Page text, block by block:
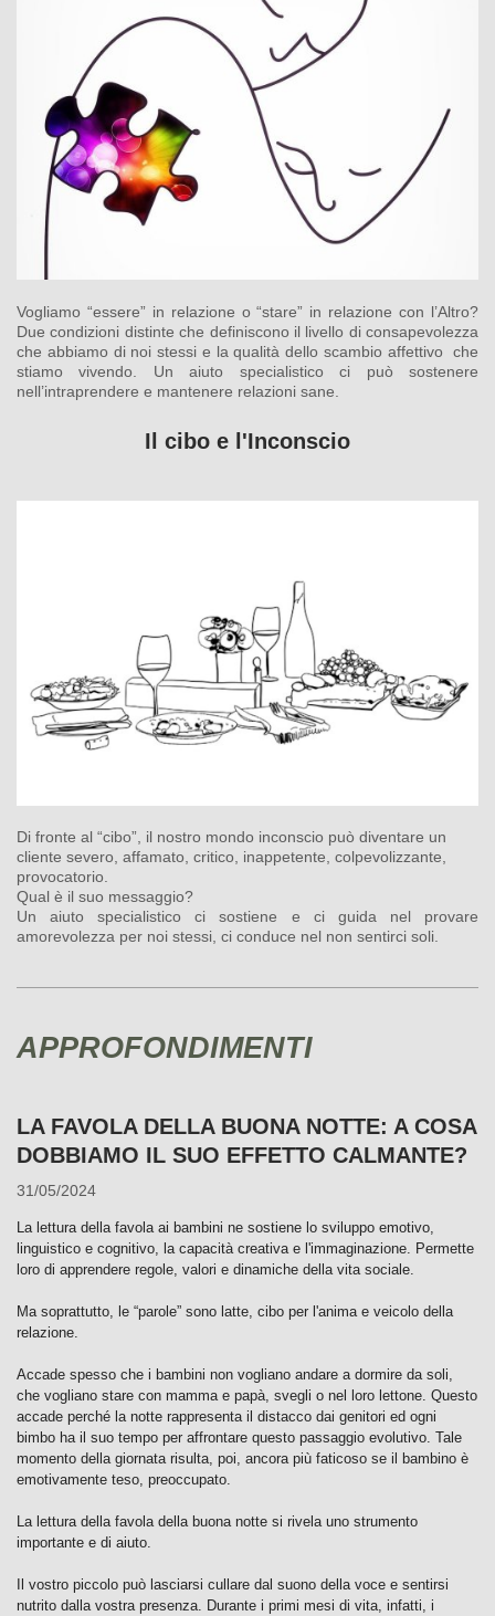
Vogliamo “essere” in relazione o “stare” in relazione con l’Altro?
Due condizioni distinte che definiscono il livello di consapevolezza
che abbiamo di noi stessi e la qualità dello scambio affettivo che
stiamo vivendo. Un aiuto specialistico ci può sostenere
nell’intraprendere e mantenere relazioni sane.
Il cibo e l'Inconscio
Di fronte al “cibo”, il nostro mondo inconscio può diventare un
cliente severo, affamato, critico, inappetente, colpevolizzante,
provocatorio.
Qual è il suo messaggio?
Un aiuto specialistico ci sostiene e ci guida nel provare
amorevolezza per noi stessi, ci conduce nel non sentirci soli.
APPROFONDIMENTI
LA FAVOLA DELLA BUONA NOTTE: A COSA
DOBBIAMO IL SUO EFFETTO CALMANTE?
31/05/2024
La lettura della favola ai bambini ne sostiene lo sviluppo emotivo,
linguistico e cognitivo, la capacità creativa e l'immaginazione. Permette
loro di apprendere regole, valori e dinamiche della vita sociale.
Ma soprattutto, le “parole” sono latte, cibo per l'anima e veicolo della
relazione.
Accade spesso che i bambini non vogliano andare a dormire da soli,
che vogliano stare con mamma e papà, svegli o nel loro lettone. Questo
accade perché la notte rappresenta il distacco dai genitori ed ogni
bimbo ha il suo tempo per affrontare questo passaggio evolutivo. Tale
momento della giornata risulta, poi, ancora più faticoso se il bambino è
emotivamente teso, preoccupato.
La lettura della favola della buona notte si rivela uno strumento
importante e di aiuto.
Il vostro piccolo può lasciarsi cullare dal suono della voce e sentirsi
nutrito dalla vostra presenza. Durante i primi mesi di vita, infatti, i